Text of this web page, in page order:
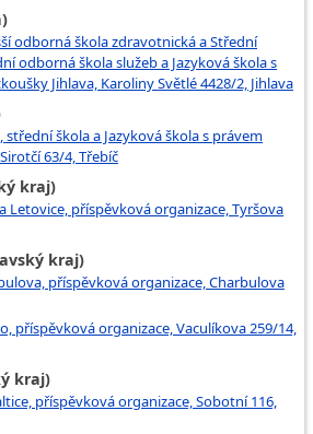
odborná škola zdravotnická a Střední
odborná škola služeb a Jazyková škola s
Jihlava, Karoliny Světlé 4428/2, Jihlava
střední škola a Jazyková škola s právem
63/4, Třebíč
kraj)
Letovice, příspěvková organizace, Tyršova
kraj)
příspěvková organizace, Charbulova
příspěvková organizace, Vaculíkova 259/14,
kraj)
příspěvková organizace, Sobotní 116,